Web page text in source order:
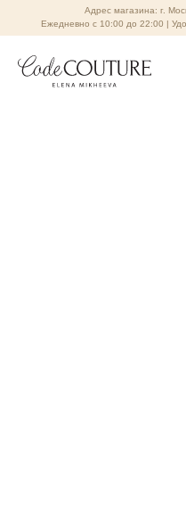
Адрес магазина: г.
Ежедневно с 10:00 до 22:00 |